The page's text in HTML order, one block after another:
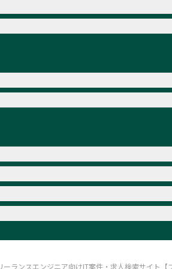
ーランスエンジニア向けIT案件・求人検索サイト【